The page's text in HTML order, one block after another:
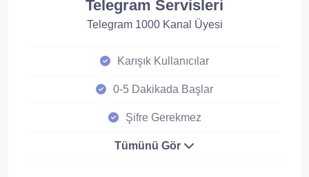
Telegram Servisleri
Telegram 1000 Kanal Üyesi
Karışık Kullanıcılar
0-5 Dakikada Başlar
Şifre Gerekmez
Tümünü Gör